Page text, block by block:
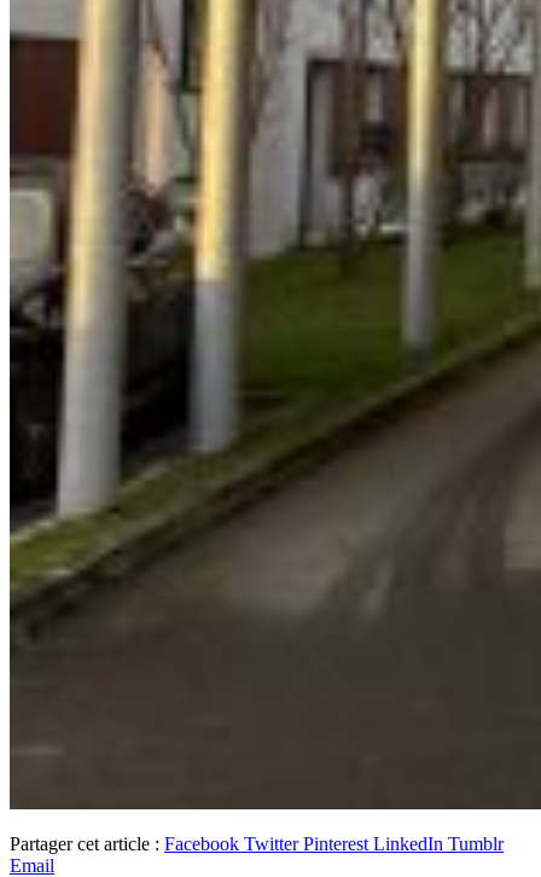
Partager cet article : Facebook Twitter Pinterest LinkedIn Tumblr
Email